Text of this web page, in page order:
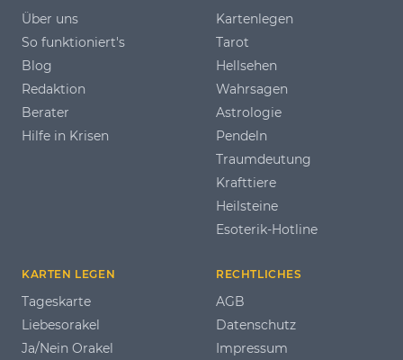
Über uns
So funktioniert's
Blog
Redaktion
Berater
Hilfe in Krisen
Kartenlegen
Tarot
Hellsehen
Wahrsagen
Astrologie
Pendeln
Traumdeutung
Krafttiere
Heilsteine
Esoterik-Hotline
KARTEN LEGEN
Tageskarte
Liebesorakel
Ja/Nein Orakel
RECHTLICHES
AGB
Datenschutz
Impressum